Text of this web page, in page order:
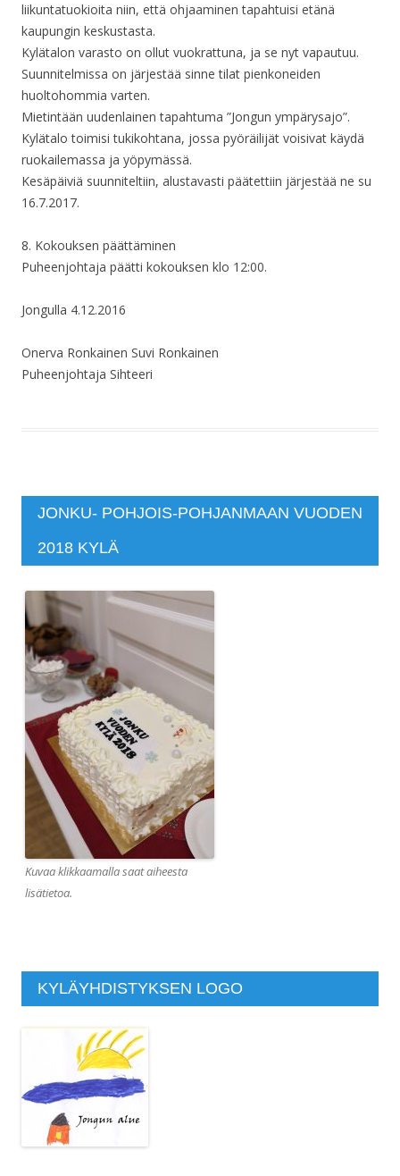
liikuntatuokioita niin, että ohjaaminen tapahtuisi etänä
kaupungin keskustasta.
Kylätalon varasto on ollut vuokrattuna, ja se nyt vapautuu.
Suunnitelmissa on järjestää sinne tilat pienkoneiden
huoltohommia varten.
Mietintään uudenlainen tapahtuma ”Jongun ympärysajo”.
Kylätalo toimisi tukikohtana, jossa pyöräilijät voisivat käydä
ruokailemassa ja yöpymässä.
Kesäpäiviä suunniteltiin, alustavasti päätettiin järjestää ne su
16.7.2017.
8. Kokouksen päättäminen
Puheenjohtaja päätti kokouksen klo 12:00.
Jongulla 4.12.2016
Onerva Ronkainen Suvi Ronkainen
Puheenjohtaja Sihteeri
JONKU- POHJOIS-POHJANMAAN VUODEN
2018 KYLÄ
Kuvaa klikkaamalla saat aiheesta
lisätietoa.
KYLÄYHDISTYKSEN LOGO